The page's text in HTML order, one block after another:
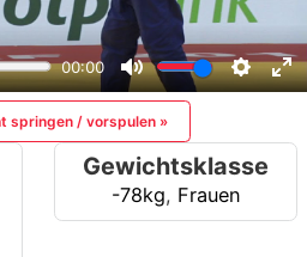
springen / vorspulen »
Gewichtsklasse
-78kg, Frauen